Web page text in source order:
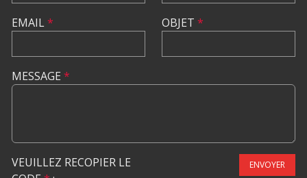
EMAIL* OBJET *
MESSAGE *
VEUILLEZ RECOPIER LE
ENVOYER